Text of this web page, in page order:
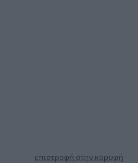
επιστροφή στην κορυφή